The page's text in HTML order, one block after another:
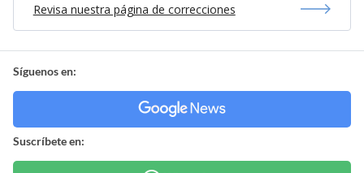
Revisa nuestra página de correcciones
Síguenos en:
Suscríbete en: